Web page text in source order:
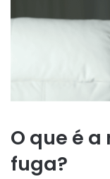
O que é
fuga?